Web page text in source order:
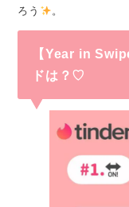
ろう
。
【Year in
ドは？♡